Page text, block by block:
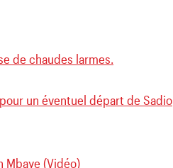
de chaudes larmes.
un éventuel départ de Sadio
Mbaye (Vidéo)